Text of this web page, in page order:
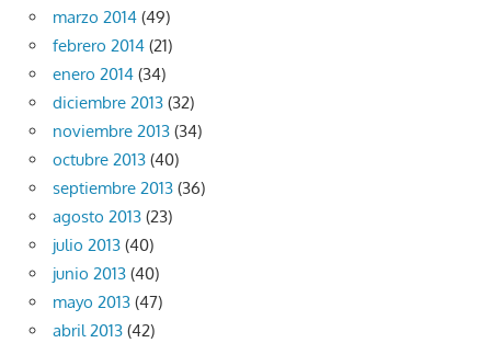
marzo 2014 (49)
febrero 2014 (21)
enero 2014 (34)
diciembre 2013 (32)
noviembre 2013 (34)
octubre 2013 (40)
septiembre 2013 (36)
agosto 2013 (23)
julio 2013 (40)
junio 2013 (40)
mayo 2013 (47)
abril 2013 (42)